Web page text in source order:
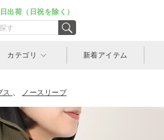
出荷（日祝を除く）
カテゴリ 新着アイテム
ス 、 ノースリーブ